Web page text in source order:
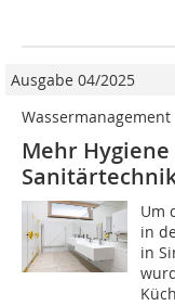
Ausgabe 04/2025
Wassermanagement
Mehr
Um
in
in